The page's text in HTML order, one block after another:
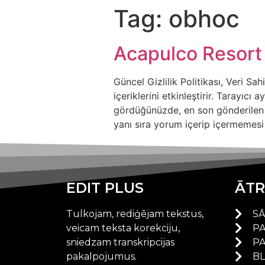
Tag: obhoc
Acapulco
Güncel Gizlilik Politikası, Veri
içeriklerini etkinleştirir. Tarayıcı
gördüğünüzde, en son
yanı sıra yorum içerip
EDIT PLUS
Tulkojam, rediģējam tekstus,
veicam teksta korekciju,
sniedzam transkripcijas
pakalpojumus.